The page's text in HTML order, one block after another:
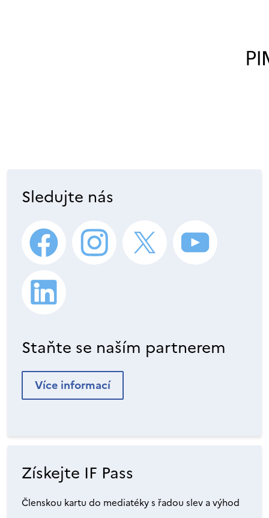
Sledujte nás
Staňte se naším partnerem
Více informací
Získejte IF Pass
Členskou kartu do mediatéky s řadou slev a výhod